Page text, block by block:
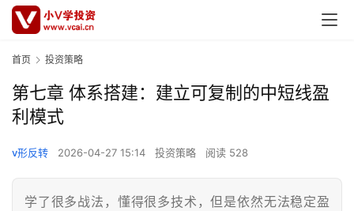
首页 投资策略
第七章 体系搭建：建立可复制的中短线盈
利模式
v形反转 2026-04-27 15:14 投资策略 阅读 528
学了很多战法，懂得很多技术，但是依然无法稳定盈